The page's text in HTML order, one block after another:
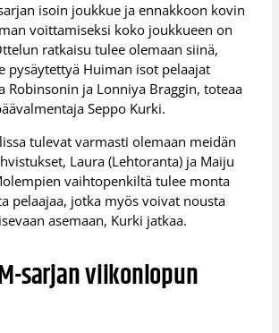
isoin joukkue ja ennakkoon kovin
voittamiseksi koko joukkueen on
ratkaisu tulee olemaan siinä,
pysäytettyä Huiman isot pelaajat
Robinsonin ja Lonniya Braggin, toteaa
Seppo Kurki.
tulevat varmasti olemaan meidän
Laura (Lehtoranta) ja Maiju
vaihtopenkiltä tulee monta
pelaajaa, jotka myös voivat nousta
asemaan, Kurki jatkaa.
sarjan viikonlopun